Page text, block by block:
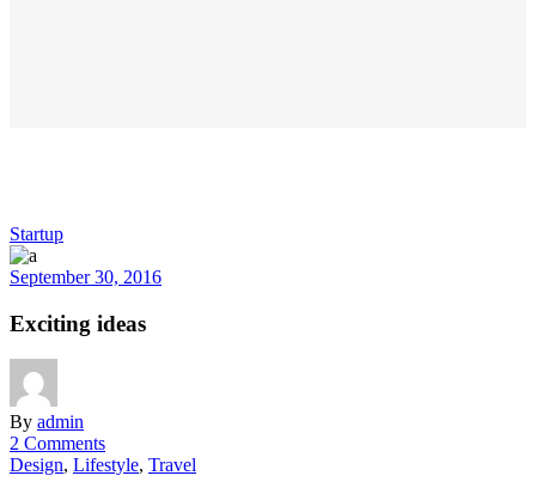
Startup
September 30, 2016
Exciting ideas
By admin
2 Comments
Design, Lifestyle, Travel